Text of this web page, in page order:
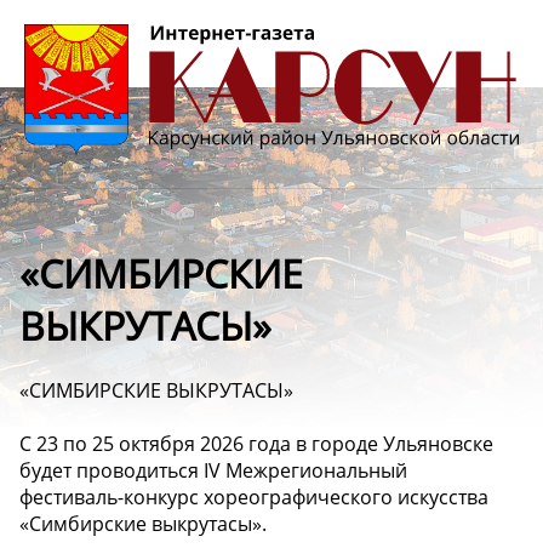
«СИМБИРСКИЕ
ВЫКРУТАСЫ»
«СИМБИРСКИЕ ВЫКРУТАСЫ»
С 23 по 25 октября 2026 года в городе Ульяновске
будет проводиться IV Межрегиональный
фестиваль-конкурс хореографического искусства
«Симбирские выкрутасы».